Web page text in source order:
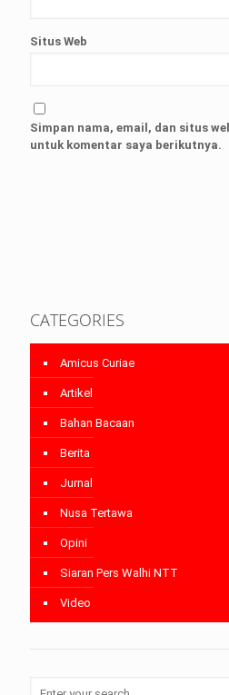
Situs Web
Simpan nama, email, dan situs
untuk komentar saya berikutnya.
CATEGORIES
Amicus Curiae
Artikel
Bahan Bacaan
Berita
Jurnal
Nusa Tertawa
Opini
Siaran Pers Walhi NTT
Video